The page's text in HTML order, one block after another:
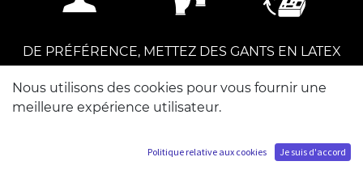
DE PRÉFÉRENCE, METTEZ DES GANTS EN LATEX
POUR MANIPULER VOTRE STATUE. Vous pouvez
monter cette statue seul.
Nous utilisons des cookies pour vous fournir une
meilleure expérience utilisateur.
Politique relative aux cookies Je suis d'accord